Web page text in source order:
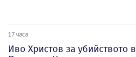
17 часа
Иво Христов за убийството в